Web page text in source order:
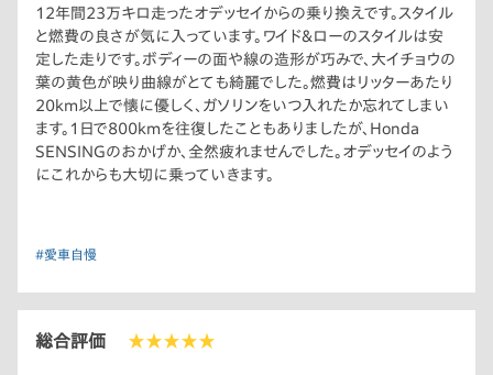
12年間23万キロ走ったオデッセイからの乗り換えです。スタイル
と燃費の良さが気に入っています。ワイド＆ローのスタイルは安
定した走りです。ボディーの面や線の造形が巧みで、大イチョウの
葉の黄色が映り曲線がとても綺麗でした。燃費はリッターあたり
20km以上で懐に優しく、ガソリンをいつ入れたか忘れてしまい
ます。1日で800kmを往復したこともありましたが、Honda
SENSINGのおかげか、全然疲れませんでした。オデッセイのよう
にこれからも大切に乗っていきます。
#愛車自慢
総合評価 ★★★★★